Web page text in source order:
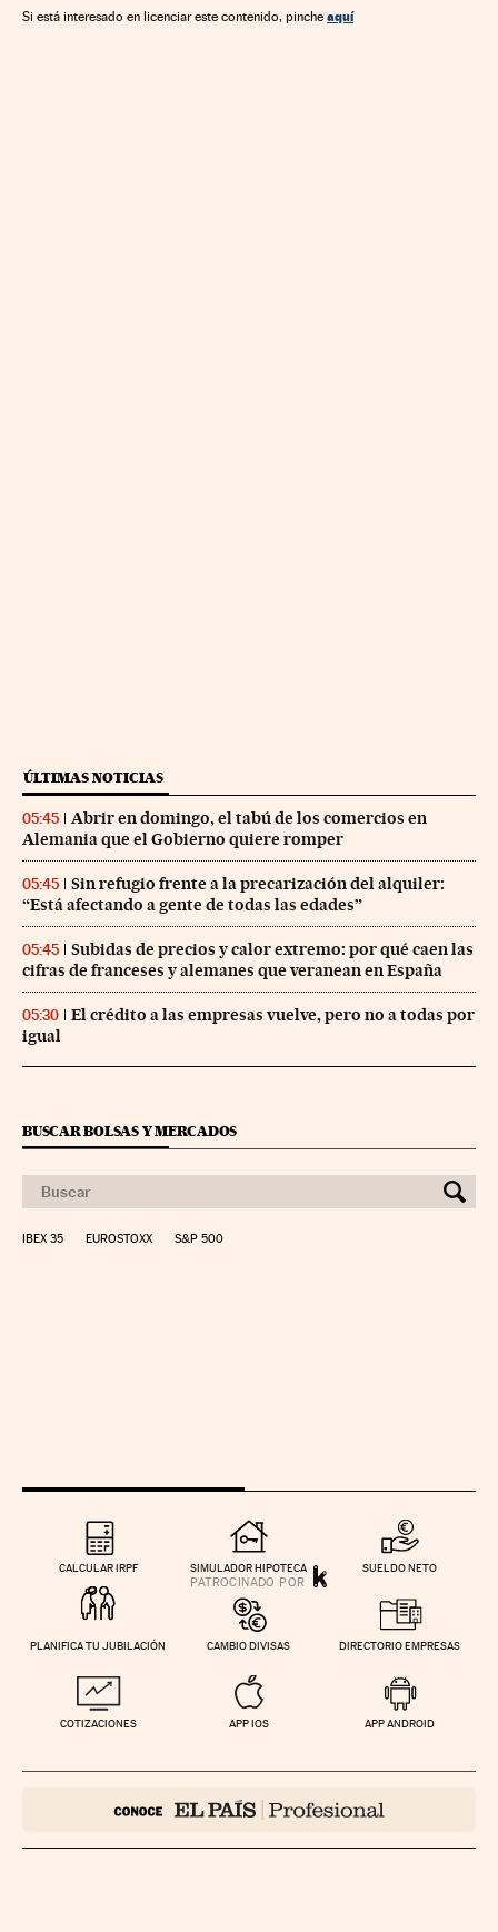
Si está interesado en licenciar este contenido, pinche aquí
ÚLTIMAS NOTICIAS
05:45
Abrir en domingo, el tabú de los comercios en
Alemania que el Gobierno quiere romper
05:45
Sin refugio frente a la precarización del alquiler:
“Está afectando a gente de todas las edades”
05:45
Subidas de precios y calor extremo: por qué caen las
cifras de franceses y alemanes que veranean en España
05:30
El crédito a las empresas vuelve, pero no a todas por
igual
BUSCAR BOLSAS Y MERCADOS
IBEX 35 EUROSTOXX S&P 500
CALCULAR IRPF SIMULADOR HIPOTECA SUELDO NETO
PLANIFICA TU JUBILACIÓN CAMBIO DIVISAS DIRECTORIO EMPRESAS
COTIZACIONES APP IOS APP ANDROID